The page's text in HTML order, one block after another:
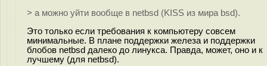
> а можно уйти вообще в netbsd (KISS из мира bsd).
Это только если требования к компьютеру совсем
минимальные. В плане поддержки железа и поддержки
блобов netbsd далеко до линукса. Правда, может, оно и к
лучшему (для netbsd).